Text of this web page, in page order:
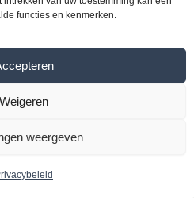
functies en kenmerken.
Weigeren
weergeven
Over ons
Contact